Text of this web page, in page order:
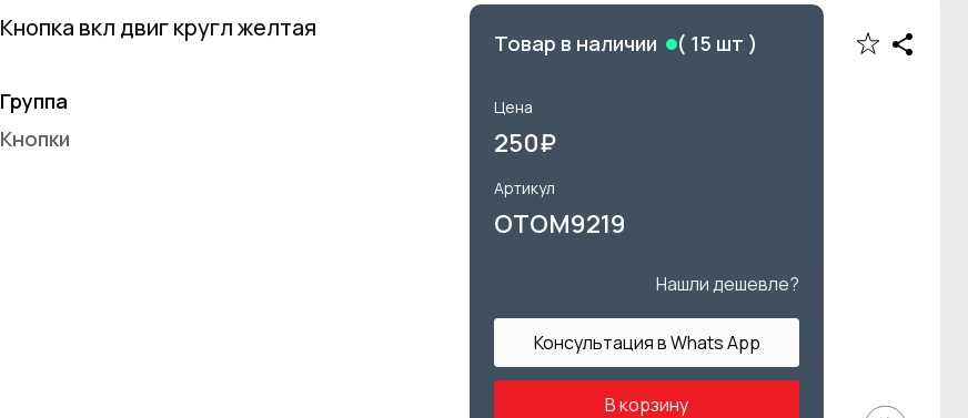
Кнопка вкл двиг кругл желтая
Группа
Кнопки
Товар в наличии ( 15 шт )
Цена
250₽
Артикул
OTOM9219
Нашли дешевле?
Консультация в Whats App
В корзину